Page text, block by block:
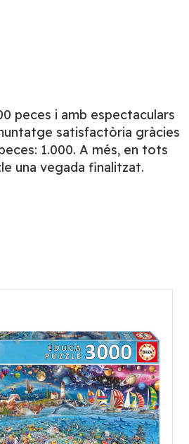
peces i amb espectaculars
satisfactòria gràcies
1.000. A més, en tots
una vegada finalitzat.